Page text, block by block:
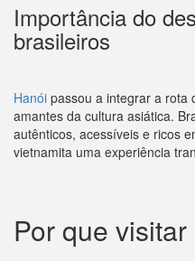
Importância do
brasileiros
Hanói passou a integrar a rota
amantes da cultura asiática.
autênticos, acessíveis e ricos
vietnamita uma experiência
Por que